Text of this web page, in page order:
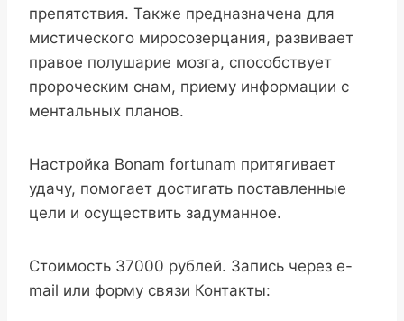
препятствия. Также предназначена для
мистического миросозерцания, развивает
правое полушарие мозга, способствует
пророческим снам, приему информации с
ментальных планов.
Настройка Bonam fortunam притягивает
удачу, помогает достигать поставленные
цели и осуществить задуманное.
Стоимость 37000 рублей. Запись через e-
mail или форму связи Контакты: